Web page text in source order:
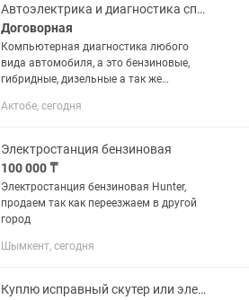
инструмент для вашего ремонта!
Доставка по городу...
Автоэлектрика и диагностика спец.техники, грузовые, легковые! Ремонт АКПП
Договорная
Компьютерная диагностика любого
вида автомобиля, а это бензиновые,
гибридные, дизельные а так же
SRS, калибровка и адаптация,
Актобе, сегодня
Электростанция бензиновая
100 000 ₸
Электростанция бензиновая Hunter,
продаем так как переезжаем в другой
город
Шымкент, сегодня
Куплю исправный скутер или электро велосипед с небольшим дефектом